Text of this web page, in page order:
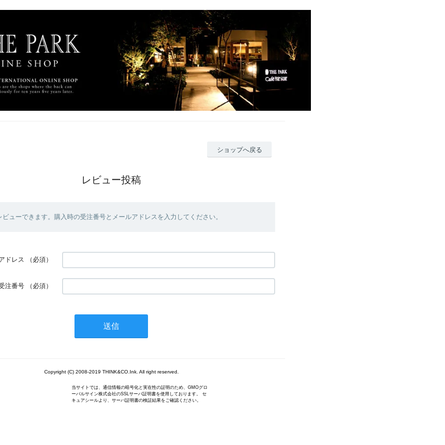
ショップへ戻る
レビュー投稿
ューできます。購入時の受注番号とメールアドレスを入力してください。
ドレス （必須）
注番号 （必須）
Copyright (C) 2008-2019 THINK&CO.Ink. All right reserved.
当サイトでは、通信情報の暗号化と実在性の証明のため、GMOグロ
ーバルサイン株式会社のSSLサーバ証明書を使用しております。 セ
キュアシールより、サーバ証明書の検証結果をご確認ください。